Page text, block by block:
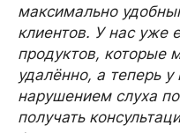
максимально
клиентов. У нас уже
продуктов, которые
удалённо, а теперь
нарушением слуха
получать